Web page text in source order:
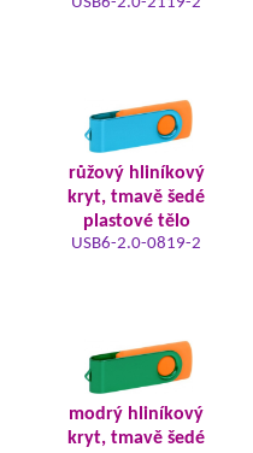
růžový hliníkový
kryt, tmavě šedé
plastové tělo
USB6-2.0-0819-2
modrý hliníkový
kryt, tmavě šedé